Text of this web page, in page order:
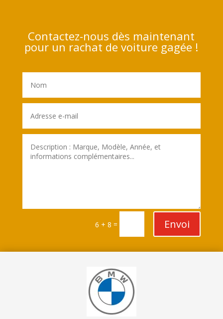
Contactez-nous dès maintenant
pour un rachat de voiture gagée !
6 + 8 = Envoi